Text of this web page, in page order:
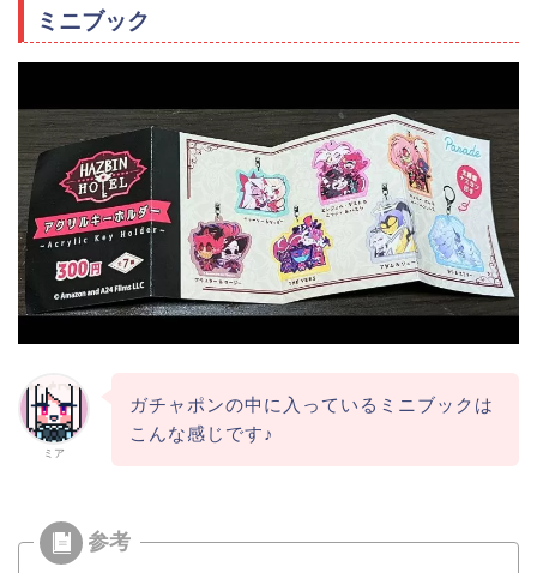
ミニブック
ミア
ガチャポンの中に入っているミニブックは
こんな感じです♪